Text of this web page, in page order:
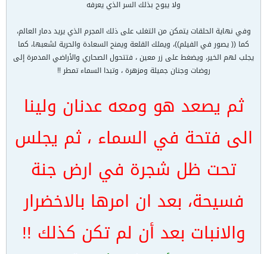
ولا يبوح بذلك السر الذي يعرفه
وفي نهاية الحلقات يتمكن من التغلب على ذلك المجرم الذي يريد دمار العالم،
كما (( يصور في الفيلم))، ويملك القلعة ويمنح السعادة والحرية لشعبها، كما
يجلب لهم الخير، ويضغط على زر معين ، فتتحول الصحاري والأراضي المدمرة إلى
روضات وجنان جميلة ومزهرة ، وتبدا السماء تمطر !!
ثم يصعد هو ومعه عدنان ولينا
الى فتحة في السماء ، ثم يجلس
تحت ظل شجرة في ارض جنة
فسيحة، بعد ان امرها بالاخضرار
والانبات بعد أن لم تكن كذلك !!